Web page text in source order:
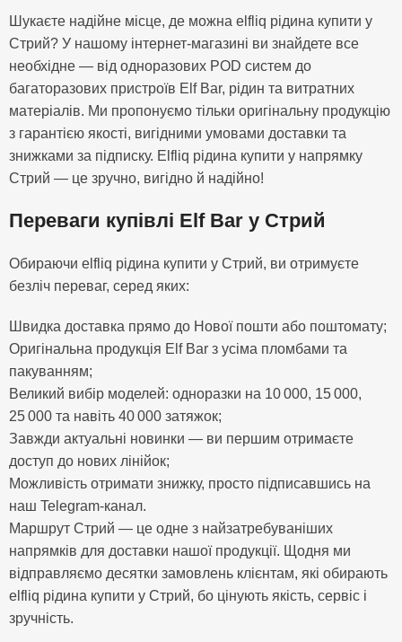
Шукаєте надійне місце, де можна elfliq рідина купити у
Стрий? У нашому інтернет-магазині ви знайдете все
необхідне — від одноразових POD систем до
багаторазових пристроїв Elf Bar, рідин та витратних
матеріалів. Ми пропонуємо тільки оригінальну продукцію
з гарантією якості, вигідними умовами доставки та
знижками за підписку. Elfliq рідина купити у напрямку
Стрий — це зручно, вигідно й надійно!
Переваги купівлі Elf Bar у Стрий
Обираючи elfliq рідина купити у Стрий, ви отримуєте
безліч переваг, серед яких:
Швидка доставка прямо до Нової пошти або поштомату;
Оригінальна продукція Elf Bar з усіма пломбами та
пакуванням;
Великий вибір моделей: одноразки на 10 000, 15 000,
25 000 та навіть 40 000 затяжок;
Завжди актуальні новинки — ви першим отримаєте
доступ до нових лінійок;
Можливість отримати знижку, просто підписавшись на
наш Telegram-канал.
Маршрут Стрий — це одне з найзатребуваніших
напрямків для доставки нашої продукції. Щодня ми
відправляємо десятки замовлень клієнтам, які обирають
elfliq рідина купити у Стрий, бо цінують якість, сервіс і
зручність.